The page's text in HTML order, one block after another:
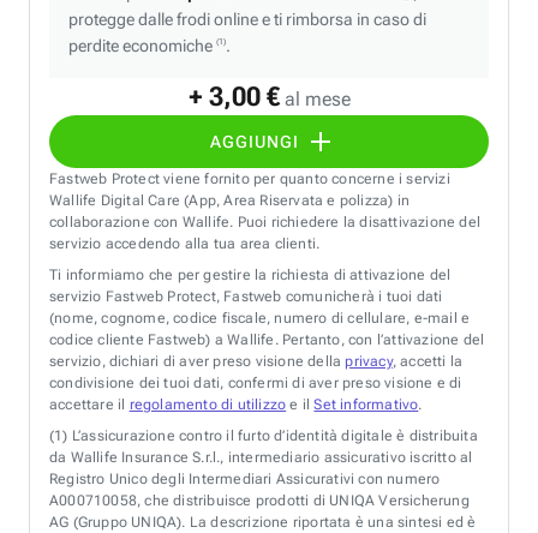
+ 3,00 € al mese
AGGIUNGI
protegge dalle frodi online e ti rimborsa in caso di
perdite economiche (1).
Fastweb Protect viene fornito per quanto concerne i servizi
Wallife Digital Care (App, Area Riservata e polizza) in
collaborazione con Wallife. Puoi richiedere la disattivazione del
servizio accedendo alla tua area clienti.
Ti informiamo che per gestire la richiesta di attivazione del
servizio Fastweb Protect, Fastweb comunicherà i tuoi dati
(nome, cognome, codice fiscale, numero di cellulare, e-mail e
codice cliente Fastweb) a Wallife. Pertanto, con l’attivazione del
servizio, dichiari di aver preso visione della privacy, accetti la
condivisione dei tuoi dati, confermi di aver preso visione e di
accettare il regolamento di utilizzo e ilSet informativo.
(1) L’assicurazione contro il furto d’identità digitale è distribuita
da Wallife Insurance S.r.l., intermediario assicurativo iscritto al
Registro Unico degli Intermediari Assicurativi con numero
A000710058, che distribuisce prodotti di UNIQA Versicherung
AG (Gruppo UNIQA). La descrizione riportata è una sintesi ed è